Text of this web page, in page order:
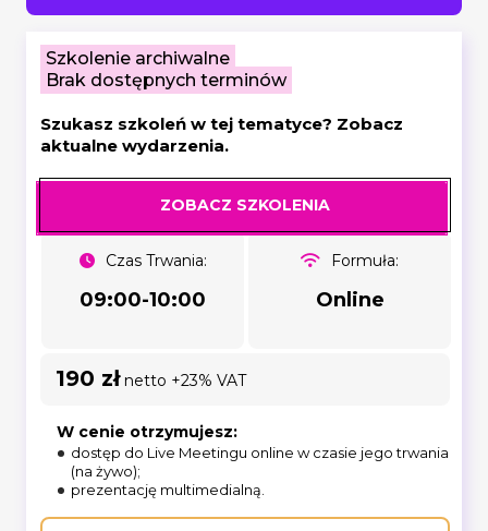
Szkolenie archiwalne
Brak dostępnych terminów
Szukasz szkoleń w tej tematyce? Zobacz
aktualne wydarzenia.
ZOBACZ SZKOLENIA
Czas Trwania:
09:00-10:00
Formuła:
Online
190 złnetto +23% VAT
W cenie otrzymujesz:
dostęp do Live Meetingu online w czasie jego trwania
(na żywo);
prezentację multimedialną.